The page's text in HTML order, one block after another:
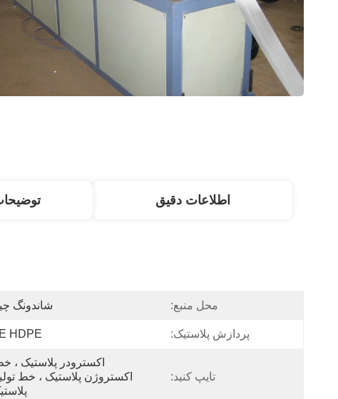
اطلاعات دقیق
محل منبع: شاندونگ
پردازش پلاستیک: HDPE
تایپ کنید: